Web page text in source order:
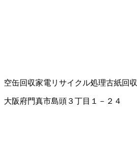
空缶回収家電リサイクル処理古紙回収
大阪府門真市島頭３丁目１－２４